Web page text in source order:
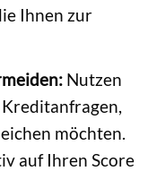
Ihnen zur
Nutzen
möchten.
auf Ihren Score